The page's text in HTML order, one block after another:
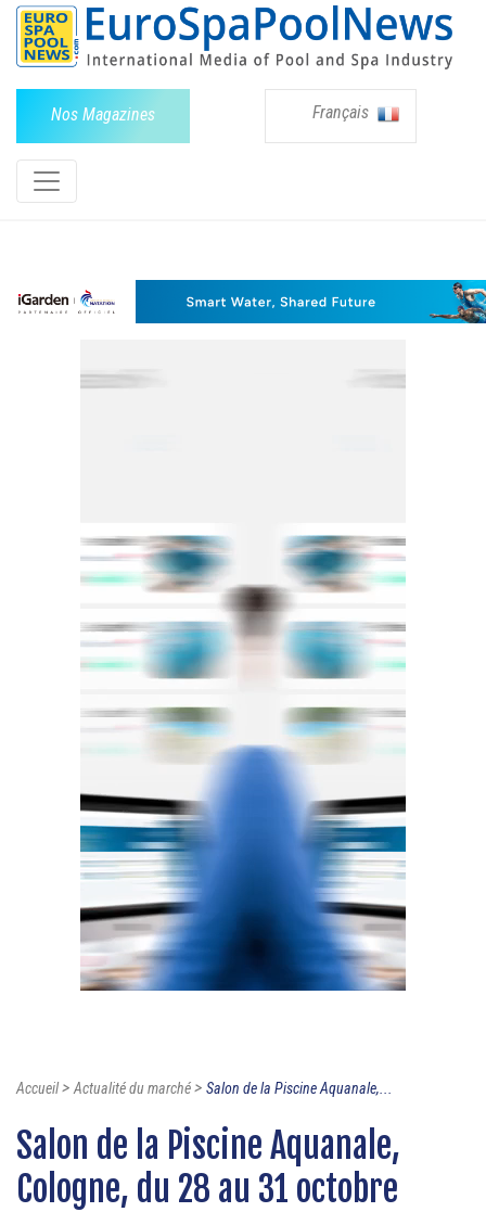
Nos Magazines Français
Accueil>Actualité du marché> Salon de la Piscine Aquanale,...
Salon de la Piscine Aquanale,
Cologne, du 28 au 31 octobre